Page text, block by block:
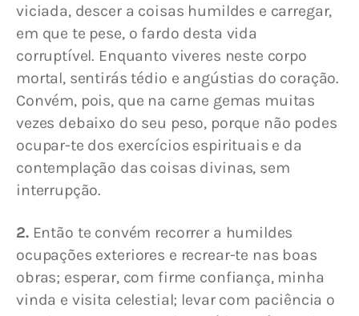
viciada, descer a coisas humildes e carregar,
em que te pese, o fardo desta vida
corruptível. Enquanto viveres neste corpo
mortal, sentirás tédio e angústias do coração.
Convém, pois, que na carne gemas muitas
vezes debaixo do seu peso, porque não podes
ocupar-te dos exercícios espirituais e da
contemplação das coisas divinas, sem
interrupção.
2. Então te convém recorrer a humildes
ocupações exteriores e recrear-te nas boas
obras; esperar, com firme confiança, minha
vinda e visita celestial; levar com paciência o